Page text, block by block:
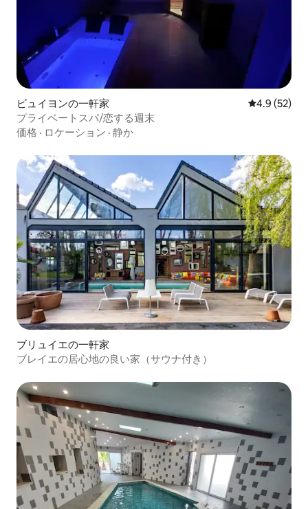
ビュイヨンの一軒家 レビュー52
4.9 (52)
プライベートスパ/恋する週末
価格 · ロケーション · 静か
ブリュイエの一軒家
ブレイエの居心地の良い家（サウナ付き）